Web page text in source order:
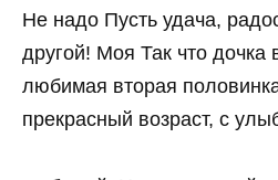
Не надо Пусть удача,
другой! Моя Так что дочка
любимая вторая
прекрасный возраст, с